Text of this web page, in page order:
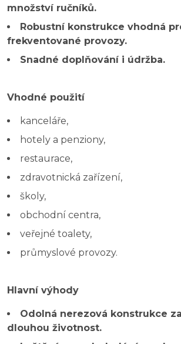
množství ručníků.
Robustní konstrukce vhodná
frekventované provozy.
Snadné doplňování i údržba.
Vhodné použití
kanceláře,
hotely a penziony,
restaurace,
zdravotnická zařízení,
školy,
obchodní centra,
veřejné toalety,
průmyslové provozy.
Hlavní výhody
Odolná nerezová konstrukce
dlouhou životnost.